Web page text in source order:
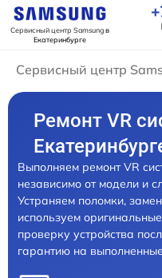
Сервисный центр Samsungв
Екатеринбурге
Сервисный центр
Ремонт VR
Выполняем ремонт VR
независимо от модели и
Устраняем поломки,
используем
проверку устройства
гарантию на